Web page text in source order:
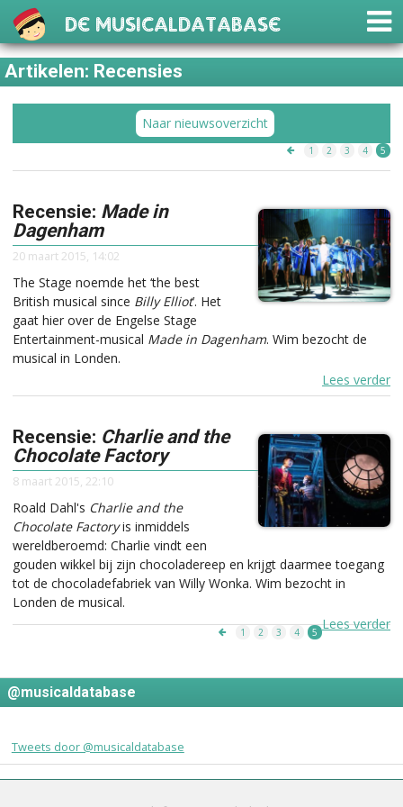
De Musicaldatabase
Artikelen: Recensies
Naar nieuwsoverzicht
1 2 3 4 5
Recensie: Made in
Dagenham
20 maart 2015, 14:02
The Stage noemde het ‘the best
British musical since Billy Elliot’. Het
gaat hier over de Engelse Stage
Entertainment-musical Made in Dagenham. Wim bezocht de
musical in Londen.
Lees verder
Recensie: Charlie and the
Chocolate Factory
8 maart 2015, 22:10
Roald Dahl's Charlie and the
Chocolate Factoryis inmiddels
wereldberoemd: Charlie vindt een
gouden wikkel bij zijn chocoladereep en krijgt daarmee toegang
tot de chocoladefabriek van Willy Wonka. Wim bezocht in
Londen de musical.
Lees verder
1 2 3 4 5
@musicaldatabase
Tweets door @musicaldatabase